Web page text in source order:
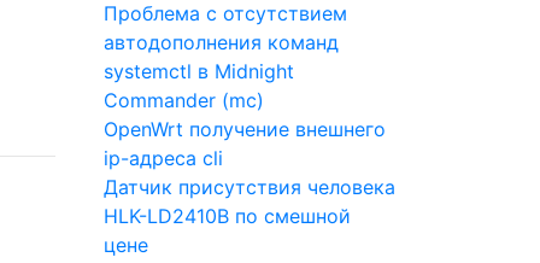
Проблема с отсутствием
автодополнения команд
systemctl в Midnight
Commander (mc)
OpenWrt получение внешнего
ip-адреса cli
Датчик присутствия человека
HLK-LD2410B по смешной
цене